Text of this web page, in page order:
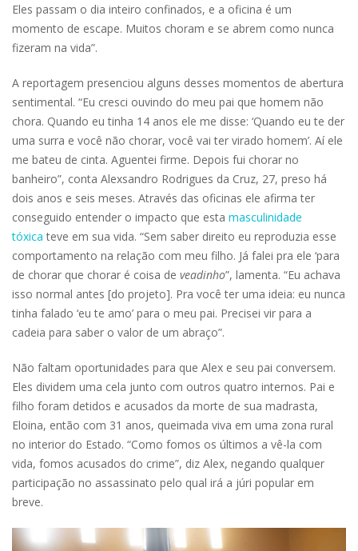
Eles passam o dia inteiro confinados, e a oficina é um
momento de escape. Muitos choram e se abrem como nunca
fizeram na vida”.
A reportagem presenciou alguns desses momentos de abertura
sentimental. “Eu cresci ouvindo do meu pai que homem não
chora. Quando eu tinha 14 anos ele me disse: ‘Quando eu te der
uma surra e você não chorar, você vai ter virado homem’. Aí ele
me bateu de cinta. Aguentei firme. Depois fui chorar no
banheiro”, conta Alexsandro Rodrigues da Cruz, 27, preso há
dois anos e seis meses. Através das oficinas ele afirma ter
conseguido entender o impacto que esta masculinidade
tóxica teve em sua vida. “Sem saber direito eu reproduzia esse
comportamento na relação com meu filho. Já falei pra ele ‘para
de chorar que chorar é coisa de veadinho”, lamenta. “Eu achava
isso normal antes [do projeto]. Pra você ter uma ideia: eu nunca
tinha falado ‘eu te amo’ para o meu pai. Precisei vir para a
cadeia para saber o valor de um abraço”.
Não faltam oportunidades para que Alex e seu pai conversem.
Eles dividem uma cela junto com outros quatro internos. Pai e
filho foram detidos e acusados da morte de sua madrasta,
Eloina, então com 31 anos, queimada viva em uma zona rural
no interior do Estado. “Como fomos os últimos a vê-la com
vida, fomos acusados do crime”, diz Alex, negando qualquer
participação no assassinato pelo qual irá a júri popular em
breve.